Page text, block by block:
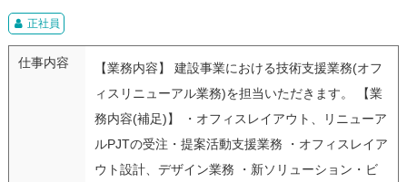
正社員
仕事内容
【業務内容】 建設事業における技術支援業務(オフ
ィスリニューアル業務)を担当いただきます。 【業
務内容(補足)】 ・オフィスレイアウト、リニューア
ルPJTの受注・提案活動支援業務 ・オフィスレイア
ウト設計、デザイン業務 ・新ソリューション・ビ